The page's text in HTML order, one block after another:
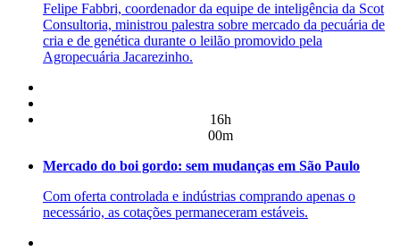
Felipe Fabbri, coordenador da equipe de inteligência da Scot
Consultoria, ministrou palestra sobre mercado da pecuária de
cria e de genética durante o leilão promovido pela
Agropecuária Jacarezinho.
16h
00m
Mercado do boi gordo: sem mudanças em São Paulo
Com oferta controlada e indústrias comprando apenas o
necessário, as cotações permaneceram estáveis.